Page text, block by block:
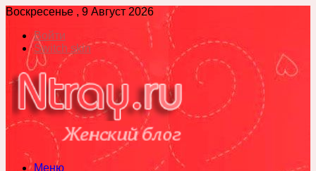
Воскресенье , 9 Август 2026
Войти
Switch skin
Меню